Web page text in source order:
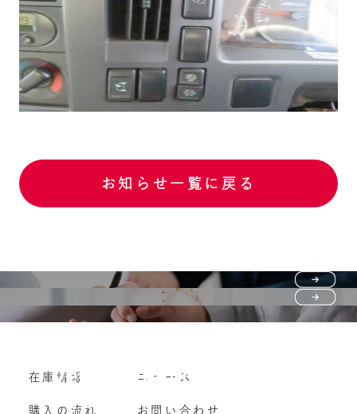
お知らせ一覧に戻る
購入の流れ
よくいただくご質問
Vehicle purchase
車両買い取り
在庫情報
購入の流れ
ニュース
お問い合わせ